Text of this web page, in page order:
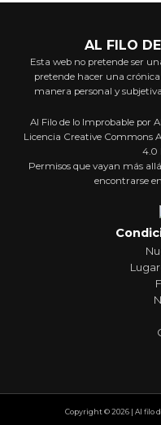
AL FILO
Esta web no pretende ser
pretende hacer una
manera personal y
Al Filo de lo Improbable por
Licencia Creative Commons
4.0
Permisos que vayan más
encontrarse
Copyright © 2026 | Al filo